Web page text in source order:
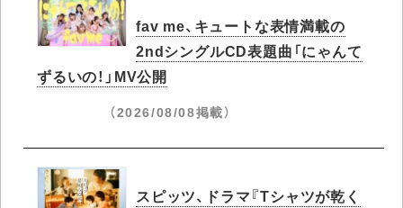
fav me、キュートな表情満載の
2ndシングルCD表題曲「にゃんて
ずるいの！」MV公開
（2026/08/08掲載）
スピッツ、ドラマ『Tシャツが乾く